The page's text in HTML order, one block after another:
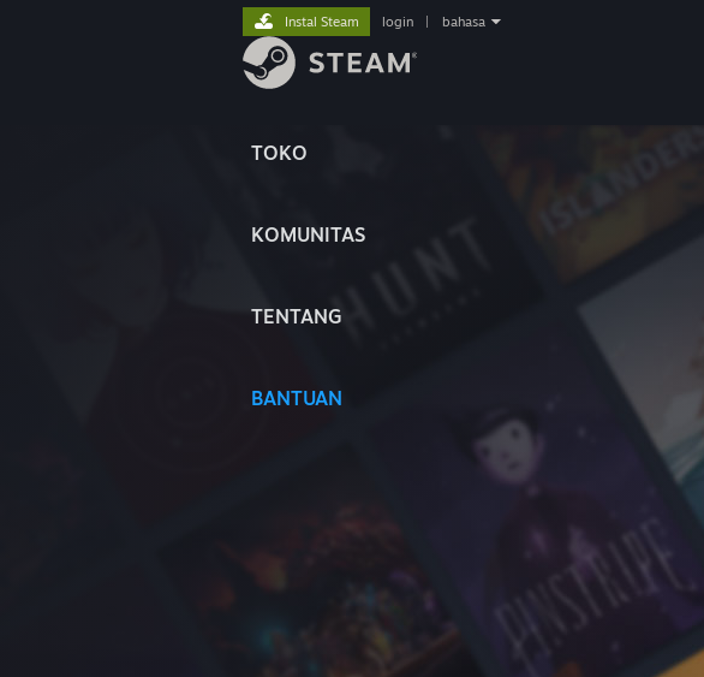
TOKO
KOMUNITAS
TENTANG
BANTUAN
Instal Steam login bahasa